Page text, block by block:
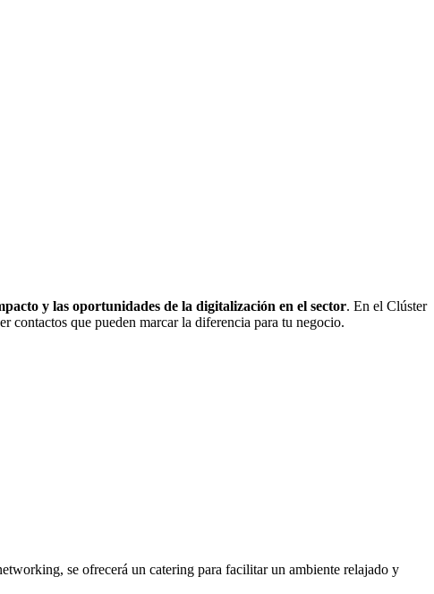
y las oportunidades de la digitalización en el sector. En el Clúster
contactos que pueden marcar la diferencia para tu negocio.
se ofrecerá un catering para facilitar un ambiente relajado y